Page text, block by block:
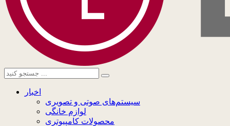
اخبار
سیستم‌های صوتی و تصویری
لوازم خانگی
محصولات کامپیوتری